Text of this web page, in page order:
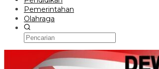
Pemerintahan
Olahraga